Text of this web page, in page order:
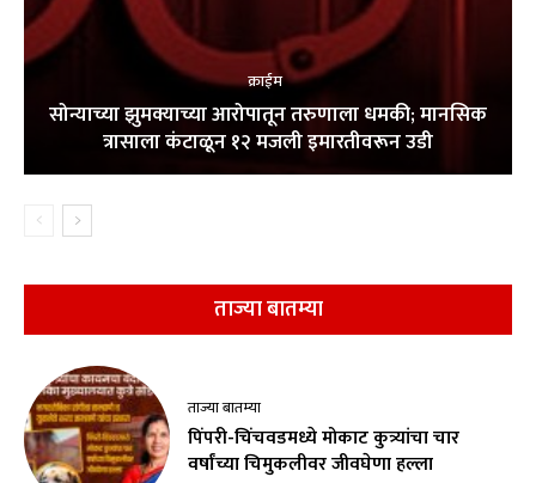
क्राईम
सोन्याच्या झुमक्याच्या आरोपातून तरुणाला धमकी; मानसिक
त्रासाला कंटाळून १२ मजली इमारतीवरून उडी
ताज्या बातम्या
ताज्या बातम्या
पिंपरी-चिंचवडमध्ये मोकाट कुत्र्यांचा चार
वर्षांच्या चिमुकलीवर जीवघेणा हल्ला